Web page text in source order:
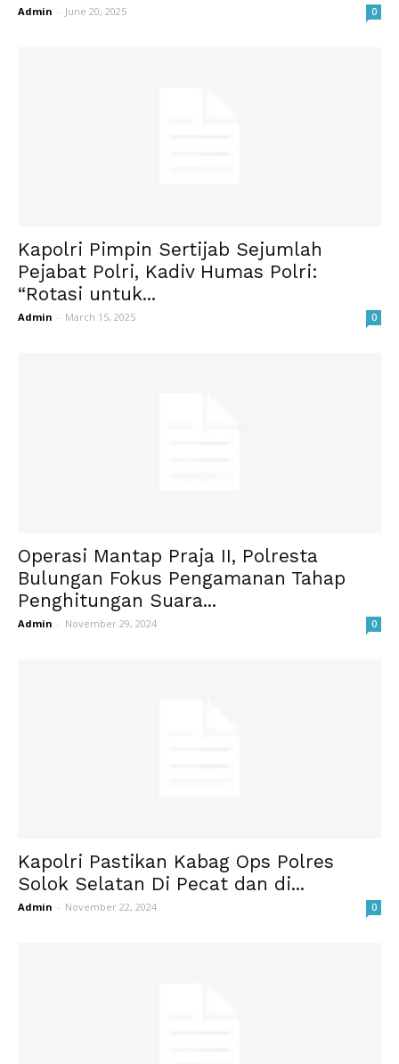
Admin - June 20, 2025 0
Kapolri Pimpin Sertijab Sejumlah
Pejabat Polri, Kadiv Humas Polri:
“Rotasi untuk...
Admin - March 15, 2025 0
Operasi Mantap Praja II, Polresta
Bulungan Fokus Pengamanan Tahap
Penghitungan Suara...
Admin - November 29, 2024 0
Kapolri Pastikan Kabag Ops Polres
Solok Selatan Di Pecat dan di...
Admin - November 22, 2024 0